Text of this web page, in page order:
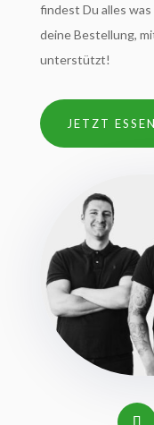
findest Du alles
deine Bestellung,
unterstützt!
JETZT